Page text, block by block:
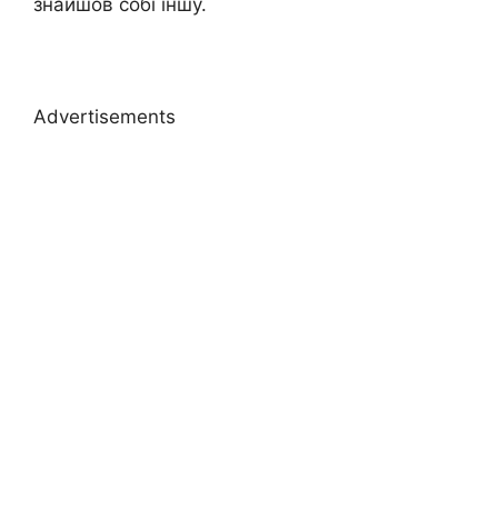
знайшов собі іншу.
Advertisements